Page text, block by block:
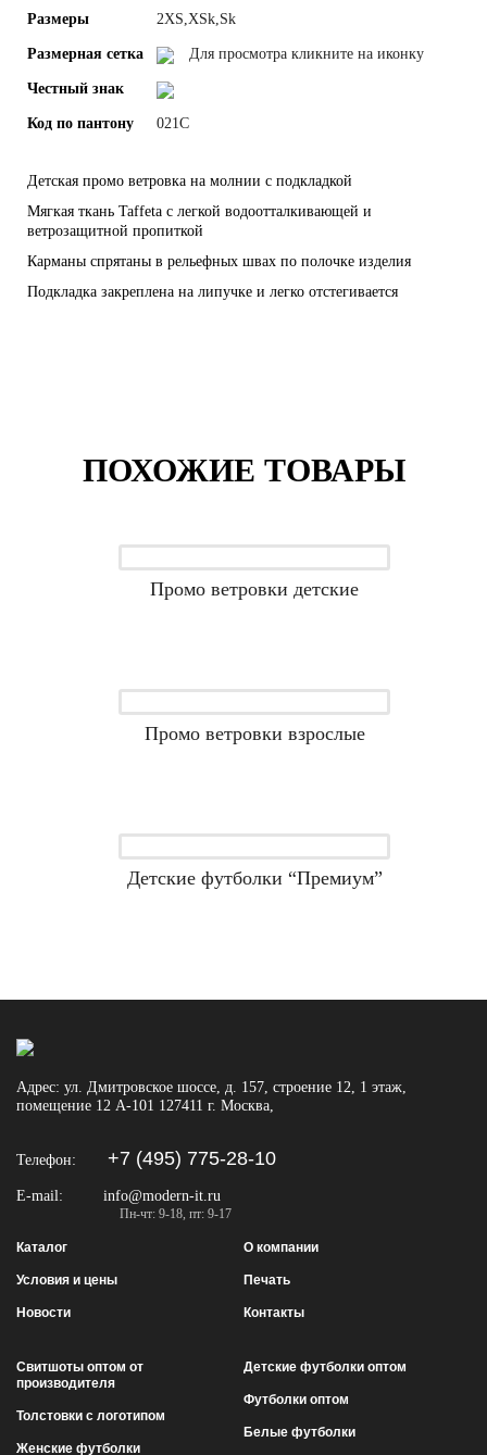
Размеры 2XS,XSk,Sk
Размерная сетка Для просмотра кликните на иконку
Честный знак
Код по пантону 021С
Детская промо ветровка на молнии с подкладкой
Мягкая ткань Taffeta с легкой водоотталкивающей и
ветрозащитной пропиткой
Карманы спрятаны в рельефных швах по полочке изделия
Подкладка закреплена на липучке и легко отстегивается
ПОХОЖИЕ ТОВАРЫ
Промо ветровки детские
Промо ветровки взрослые
Детские футболки “Премиум”
Адрес: ул. Дмитровское шоссе, д. 157, строение 12, 1 этаж,
помещение 12 А-101 127411 г. Москва,
Телефон: +7 (495) 775-28-10
E-mail: info@modern-it.ru
Пн-чт: 9-18, пт: 9-17
Каталог О компании
Условия и цены Печать
Новости Контакты
Свитшоты оптом от
производителя
Толстовки с логотипом
Женские футболки
Детские футболки оптом
Футболки оптом
Белые футболки